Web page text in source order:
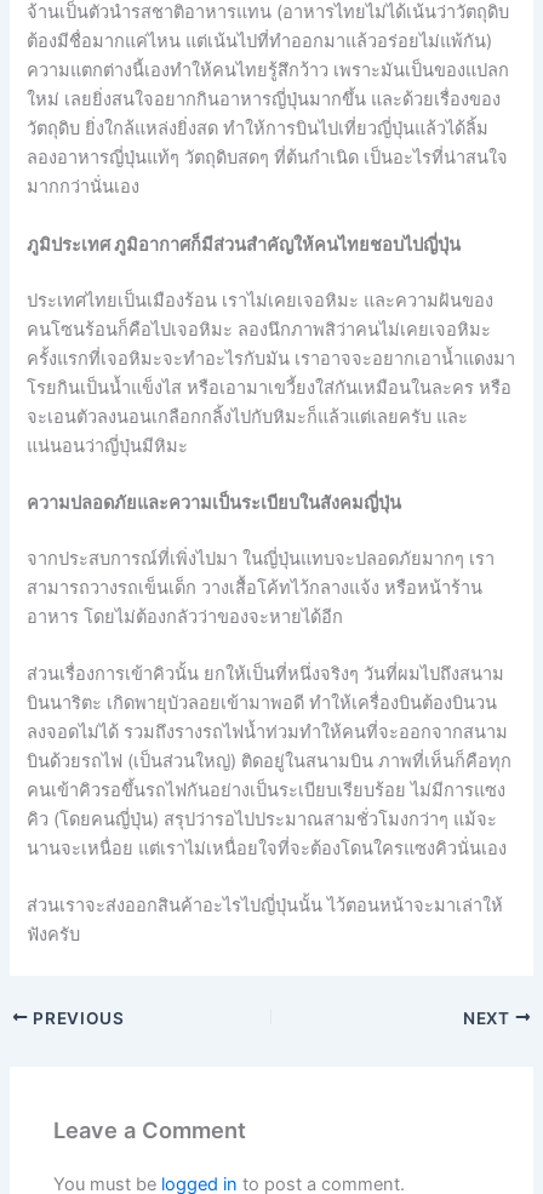
จ้านเป็นตัวนำรสชาติอาหารแทน (อาหารไทยไม่ได้เน้นว่าวัตถุดิบ
ต้องมีชื่อมากแค่ไหน แต่เน้นไปที่ทำออกมาแล้วอร่อยไม่แพ้กัน)
ความแตกต่างนี้เองทำให้คนไทยรู้สึกว้าว เพราะมันเป็นของแปลก
ใหม่ เลยยิ่งสนใจอยากกินอาหารญี่ปุ่นมากขึ้น และด้วยเรื่องของ
วัตถุดิบ ยิ่งใกล้แหล่งยิ่งสด ทำให้การบินไปเที่ยวญี่ปุ่นแล้วได้ลิ้ม
ลองอาหารญี่ปุ่นแท้ๆ วัตถุดิบสดๆ ที่ต้นกำเนิด เป็นอะไรที่น่าสนใจ
มากกว่านั่นเอง
ภูมิประเทศ ภูมิอากาศก็มีส่วนสำคัญให้คนไทยชอบไปญี่ปุ่น
ประเทศไทยเป็นเมืองร้อน เราไม่เคยเจอหิมะ และความฝันของ
คนโซนร้อนก็คือไปเจอหิมะ ลองนึกภาพสิว่าคนไม่เคยเจอหิมะ
ครั้งแรกที่เจอหิมะจะทำอะไรกับมัน เราอาจจะอยากเอาน้ำแดงมา
โรยกินเป็นน้ำแข็งไส หรือเอามาเขวี้ยงใส่กันเหมือนในละคร หรือ
จะเอนตัวลงนอนเกลือกกลิ้งไปกับหิมะก็แล้วแต่เลยครับ และ
แน่นอนว่าญี่ปุ่นมีหิมะ
ความปลอดภัยและความเป็นระเบียบในสังคมญี่ปุ่น
จากประสบการณ์ที่เพิ่งไปมา ในญี่ปุ่นแทบจะปลอดภัยมากๆ เรา
สามารถวางรถเข็นเด็ก วางเสื้อโค้ทไว้กลางแจ้ง หรือหน้าร้าน
อาหาร โดยไม่ต้องกลัวว่าของจะหายได้อีก
ส่วนเรื่องการเข้าคิวนั้น ยกให้เป็นที่หนึ่งจริงๆ วันที่ผมไปถึงสนาม
บินนาริตะ เกิดพายุบัวลอยเข้ามาพอดี ทำให้เครื่องบินต้องบินวน
ลงจอดไม่ได้ รวมถึงรางรถไฟน้ำท่วมทำให้คนที่จะออกจากสนาม
บินด้วยรถไฟ (เป็นส่วนใหญ่) ติดอยู่ในสนามบิน ภาพที่เห็นก็คือทุก
คนเข้าคิวรอขึ้นรถไฟกันอย่างเป็นระเบียบเรียบร้อย ไม่มีการแซง
คิว (โดยคนญี่ปุ่น) สรุปว่ารอไปประมาณสามชั่วโมงกว่าๆ แม้จะ
นานจะเหนื่อย แต่เราไม่เหนื่อยใจที่จะต้องโดนใครแซงคิวนั่นเอง
ส่วนเราจะส่งออกสินค้าอะไรไปญี่ปุ่นนั้น ไว้ตอนหน้าจะมาเล่าให้
ฟังครับ
PREVIOUS NEXT
Leave a Comment
You must be logged in to post a comment.